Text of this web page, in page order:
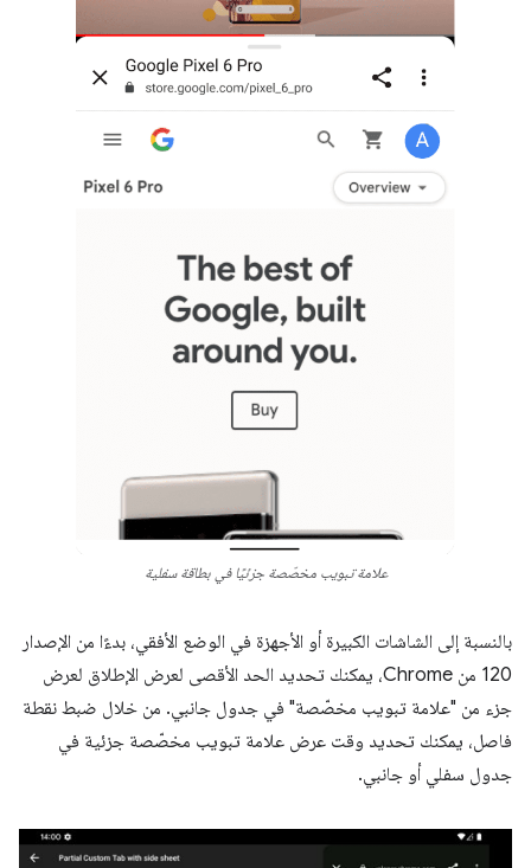
علامة تبويب مخصّصة جزئيًا في بطاقة سفلية
بالنسبة إلى الشاشات الكبيرة أو الأجهزة في الوضع الأفقي، بدءًا من الإصدار
120 من Chrome، يمكنك تحديد الحد الأقصى لعرض الإطلاق لعرض
جزء من "علامة تبويب مخصّصة" في جدول جانبي. من خلال ضبط نقطة
فاصل، يمكنك تحديد وقت عرض علامة تبويب مخصّصة جزئية في
جدول سفلي أو جانبي.